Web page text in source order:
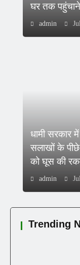
घर तक
admin
धामी सरकार
सलाखों के पीछे
को घूस की
admin
Trending